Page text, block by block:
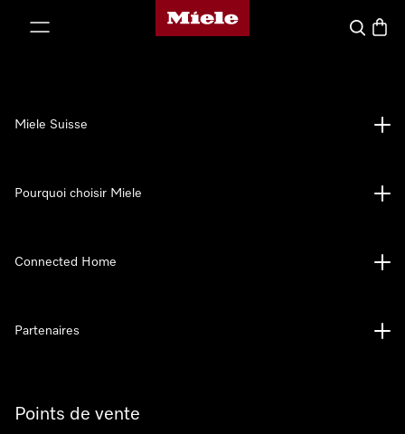
Page d'accueil de Miele
Search
Points de vente
Miele Suisse
Pourquoi choisir Miele
Connected Home
Partenaires